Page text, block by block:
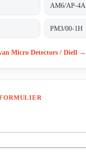
AM6/AP-4A
PM3/00-1H
Micro Detectors / Diell →